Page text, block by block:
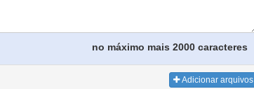
no máximo mais 2000 caracteres
Adicionar arquivos